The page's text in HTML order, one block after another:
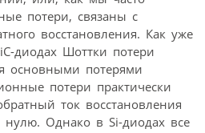
потери, связаны с
восстановления. Как уже
диодах Шоттки потери
основными потерями
потери практически
ток восстановления
нулю. Однако в Si-диодах все